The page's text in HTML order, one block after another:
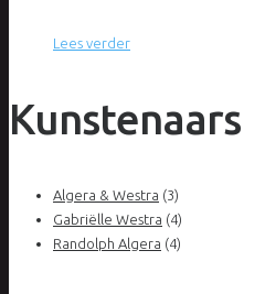
Lees verder
Kunstenaars
Algera & Westra (3)
Gabriëlle Westra (4)
Randolph Algera (4)